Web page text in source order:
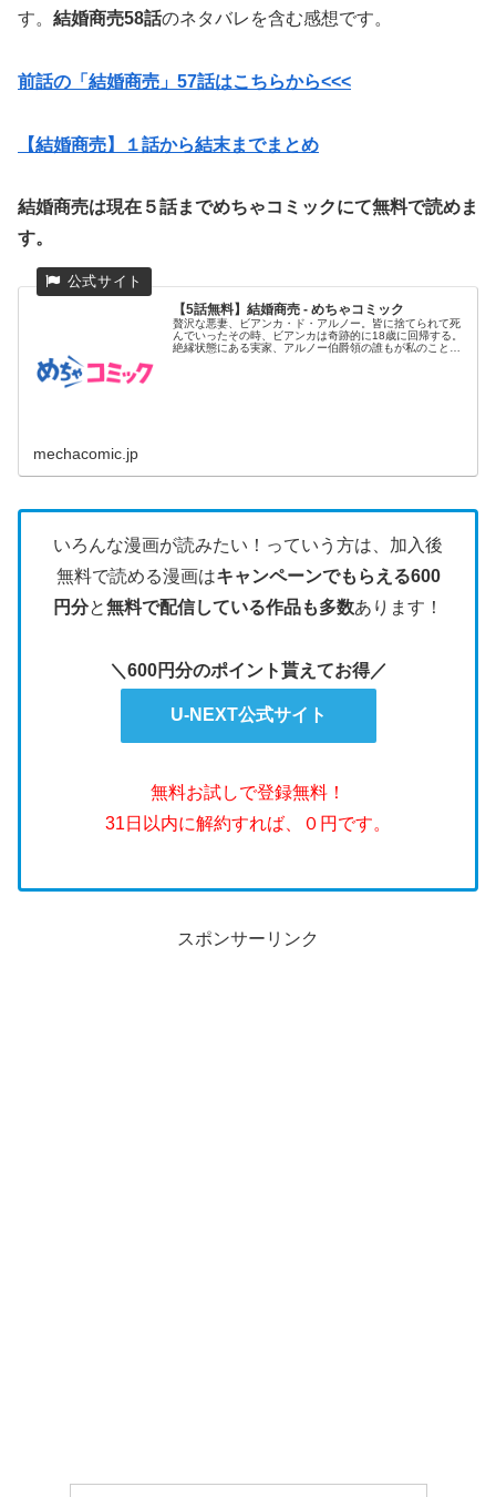
す。 結婚商売58話のネタバレを含む感想です。
前話の「結婚商売」57話はこちらから<<<
【結婚商売】１話から結末までまとめ
結婚商売は現在５話までめちゃコミックにて無料で読めま
す。
【5話無料】結婚商売 - めちゃコミック
贅沢な悪妻、ビアンカ・ド・アルノー。皆に捨てられて死
んでいったその時、ビアンカは奇跡的に18歳に回帰する。
絶縁状態にある実家、アルノー伯爵領の誰もが私のことを
mechacomic.jp
いろんな漫画が読みたい！っていう方は、加入後
無料で読める漫画はキャンペーンでもらえる600
円分と無料で配信している作品も多数あります！
＼600円分のポイント貰えてお得／
U-NEXT公式サイト
無料お試しで登録無料！
31日以内に解約すれば、０円です。
スポンサーリンク